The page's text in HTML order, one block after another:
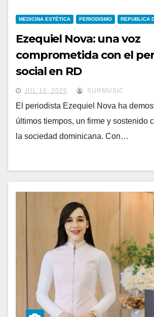
MEDICINA ESTÉTICA PERIODISMO REPUBLICA
Ezequiel Nova: una voz
comprometida con el
social en RD
JUL 10, 2025 SURMUSIC
El periodista Ezequiel Nova ha
últimos tiempos, un firme y sostenido
la sociedad dominicana. Con…